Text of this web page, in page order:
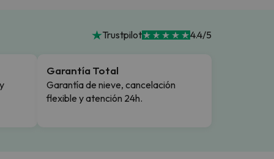
Trustpilot 4.4/5
Garantía Total
Garantía de nieve, cancelación
flexible y atención 24h.